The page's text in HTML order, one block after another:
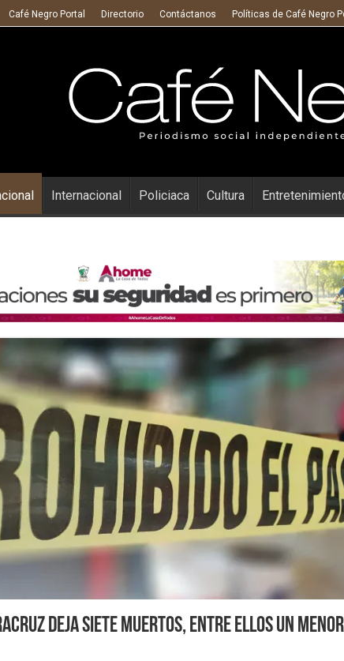
Café Negro Portal Directorio Contáctanos Políticas de Café Negro
Internacional Policiaca Cultura
deja siete muertos, entre ellos un